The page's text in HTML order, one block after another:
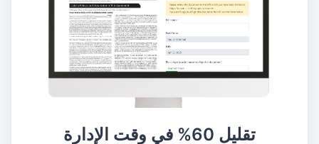
تقليل 60% في وقت الإدارة